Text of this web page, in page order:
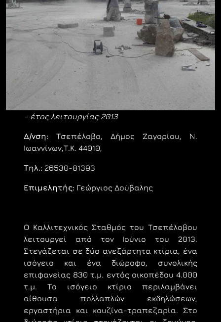
– έτος λειτουργίας 2013
Δ/νση: Τσεπέλοβο, Δήμος Ζαγορίου, Ν.
Ιωαννίνων,Τ.Κ. 44010,
Τηλ.: 26530-81393
Επιμελητής: Γεώργιος Δούβαλης
Ο Καλλιτεχνικός Σταθμός του Τσεπέλοβου
λειτουργεί από τον Ιούνιο του 2013.
Στεγάζεται σε δύο ανεξάρτητα κτίρια, ένα
ισόγειο και ένα διώροφο, συνολικής
επιφανείας 830 τ.μ. εντός οικοπέδου 4.000
τ.μ. Το ισόγειο κτίριο περιλαμβάνει
αίθουσα πολλαπλών εκδηλώσεων,
εργαστήρια και κουζίνα-τραπεζαρία. Στο